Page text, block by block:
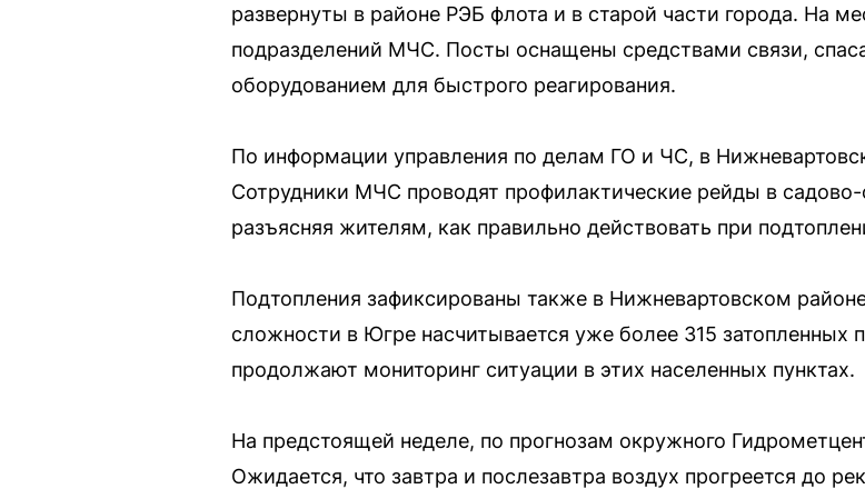
развернуты в районе РЭБ флота и в старой части города. На
подразделений МЧС. Посты оснащены средствами связи,
оборудованием для быстрого реагирования.
По информации управления по делам ГО и ЧС, в
Сотрудники МЧС проводят профилактические рейды в
разъясняя жителям, как правильно действовать при
Подтопления зафиксированы также в Нижневартовском
сложности в Югре насчитывается уже более 315 затопленных
продолжают мониторинг ситуации в этих населенных пунктах.
На предстоящей неделе, по прогнозам окружного
Ожидается, что завтра и послезавтра воздух прогреется до